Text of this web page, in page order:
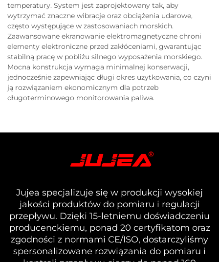
temperatury. System jest zaprojektowany tak, aby
wytrzymać znaczne wibracje oraz obciążenia udarowe,
często występujące w zastosowaniach morskich.
Zaawansowane ekranowanie elektromagnetyczne chroni
elementy elektroniczne przed zakłóceniami, gwarantując
stabilną pracę w pobliżu silnego wyposażenia morskiego.
Mocna konstrukcja wymaga minimalnej konserwacji,
jednocześnie zapewniając długi okres użytkowania, co czyni
ją rozwiązaniem ekonomicznym dla potrzeb
długoterminowego monitorowania paliwa.
Jujea specjalizuje się w produkcji wysokiej
jakości produktów do pomiaru i regulacji
przepływu. Dzięki 15-letniemu doświadczeniu
producenckiemu, ponad 20 certyfikatom oraz
zgodności z normami CE/ISO, dostarczyliśmy
spersonalizowane rozwiązania do pomiaru i